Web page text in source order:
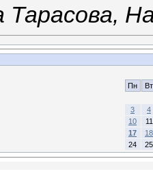
Тарасова,
Пн Вт
3
4
10
11
17
18
24
25